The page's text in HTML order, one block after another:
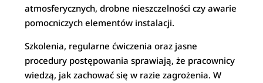
atmosferycznych, drobne nieszczelności czy awarie
pomocniczych elementów instalacji.
Szkolenia, regularne ćwiczenia oraz jasne
procedury postępowania sprawiają, że pracownicy
wiedzą, jak zachować się w razie zagrożenia. W